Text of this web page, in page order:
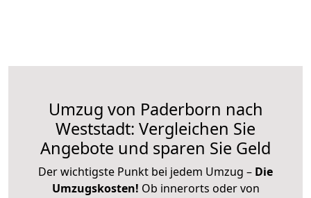
Umzug von Paderborn nach
Weststadt: Vergleichen Sie
Angebote und sparen Sie Geld
Der wichtigste Punkt bei jedem Umzug – Die
Umzugskosten! Ob innerorts oder von